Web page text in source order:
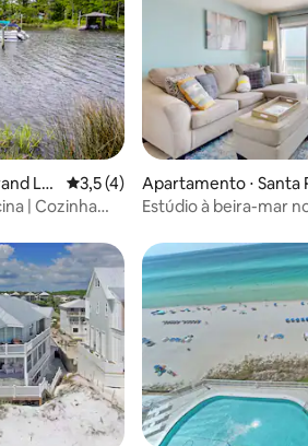
La
3,5 de uma avaliação média de 5,
3,5 (4)
| Cozinha
Apartamento ⋅ Santa
Estúdio à beira-mar